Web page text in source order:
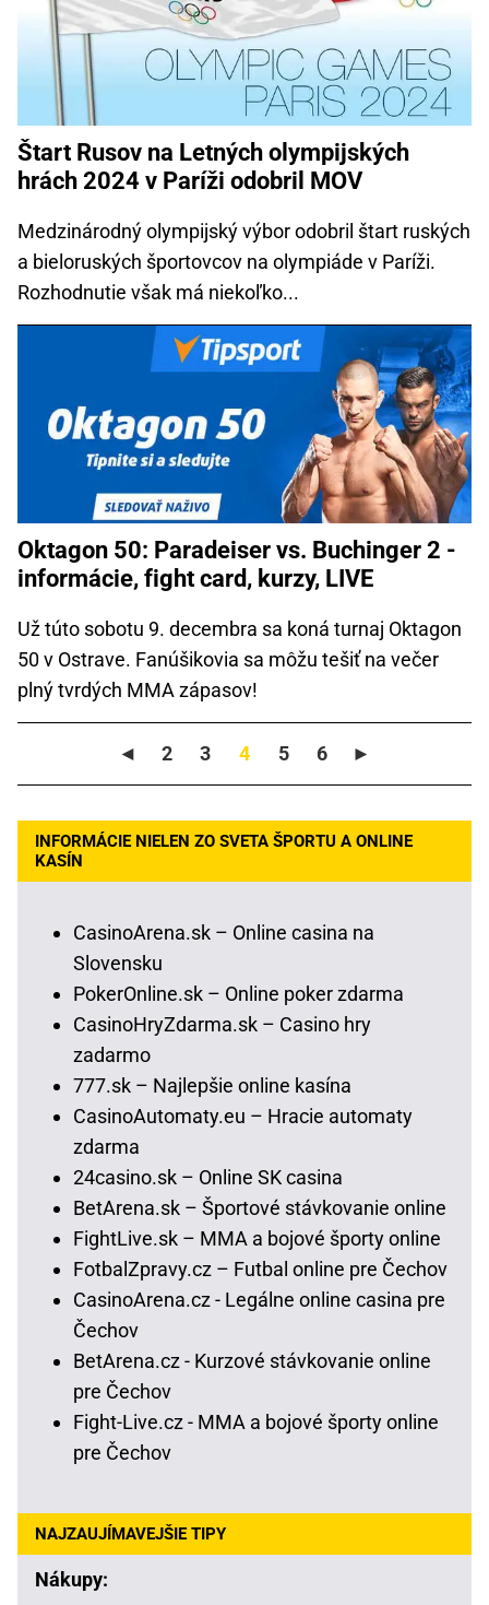
Štart Rusov na Letných olympijských
hrách 2024 v Paríži odobril MOV
Medzinárodný olympijský výbor odobril štart ruských
a bieloruských športovcov na olympiáde v Paríži.
Rozhodnutie však má niekoľko...
Oktagon 50: Paradeiser vs. Buchinger 2 -
informácie, fight card, kurzy, LIVE
Už túto sobotu 9. decembra sa koná turnaj Oktagon
50 v Ostrave. Fanúšikovia sa môžu tešiť na večer
plný tvrdých MMA zápasov!
◄ 2 3 4 5 6 ►
INFORMÁCIE NIELEN ZO SVETA ŠPORTU A ONLINE
KASÍN
CasinoArena.sk – Online casina na
Slovensku
PokerOnline.sk – Online poker zdarma
CasinoHryZdarma.sk – Casino hry
zadarmo
777.sk – Najlepšie online kasína
CasinoAutomaty.eu – Hracie automaty
zdarma
24casino.sk – Online SK casina
BetArena.sk – Športové stávkovanie online
FightLive.sk – MMA a bojové športy online
FotbalZpravy.cz – Futbal online pre Čechov
CasinoArena.cz - Legálne online casina pre
Čechov
BetArena.cz - Kurzové stávkovanie online
pre Čechov
Fight-Live.cz - MMA a bojové športy online
pre Čechov
NAJZAUJÍMAVEJŠIE TIPY
Nákupy: